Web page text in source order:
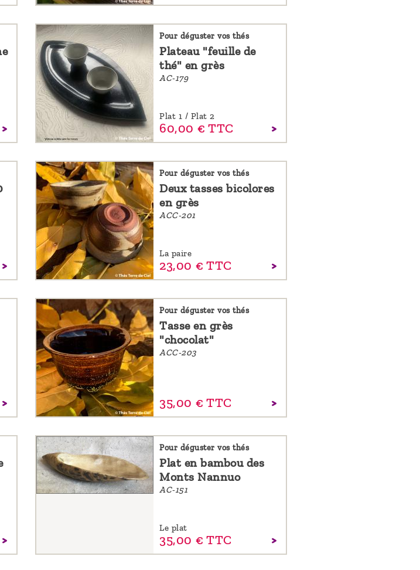
Pour déguster vos thés
Plateau "feuille de
thé" en grès
AC-179
Plat 1 / Plat 2
60,00 € TTC
Pour déguster vos thés
Deux tasses bicolores
en grès
ACC-201
La paire
23,00 € TTC
Pour déguster vos thés
Tasse en grès
"chocolat"
ACC-203
35,00 € TTC
Pour déguster vos thés
Plat en bambou des
Monts Nannuo
AC-151
Le plat
35,00 € TTC